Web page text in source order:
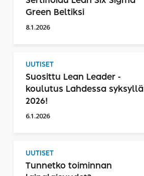
Green Beltiksi
8.1.2026
UUTISET
Suosittu Lean Leader -
koulutus Lahdessa syksyllä
2026!
6.1.2026
UUTISET
Tunnetko toiminnan